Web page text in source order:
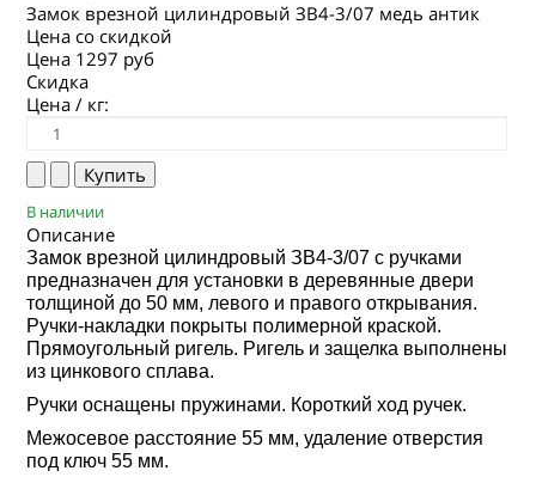
Замок врезной цилиндровый ЗВ4-3/07 медь антик
Цена со скидкой
Цена 1297 руб
Скидка
Цена / кг:
В наличии
Описание
Замок врезной цилиндровый ЗВ4-3/07 с ручками
предназначен для установки в деревянные двери
толщиной до 50 мм, левого и правого открывания.
Ручки-накладки покрыты полимерной краской.
Прямоугольный ригель. Ригель и защелка выполнены
из цинкового сплава.
Ручки оснащены пружинами. Короткий ход ручек.
Межосевое расстояние 55 мм, удаление отверстия
под ключ 55 мм.